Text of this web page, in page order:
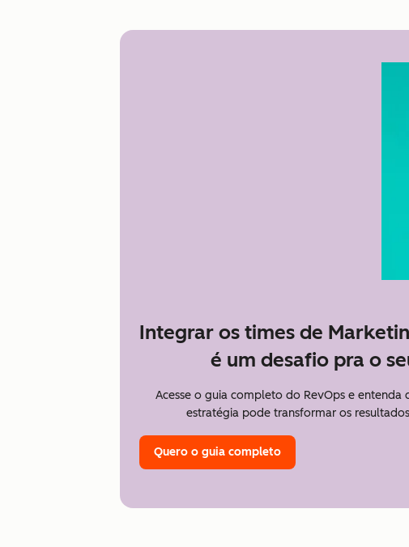
Integrar os times de
é um desafio pra o
Acesse o guia completo do RevOps e entenda
estratégia pode transformar os
Quero o guia completo